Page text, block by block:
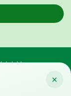
×
Ver